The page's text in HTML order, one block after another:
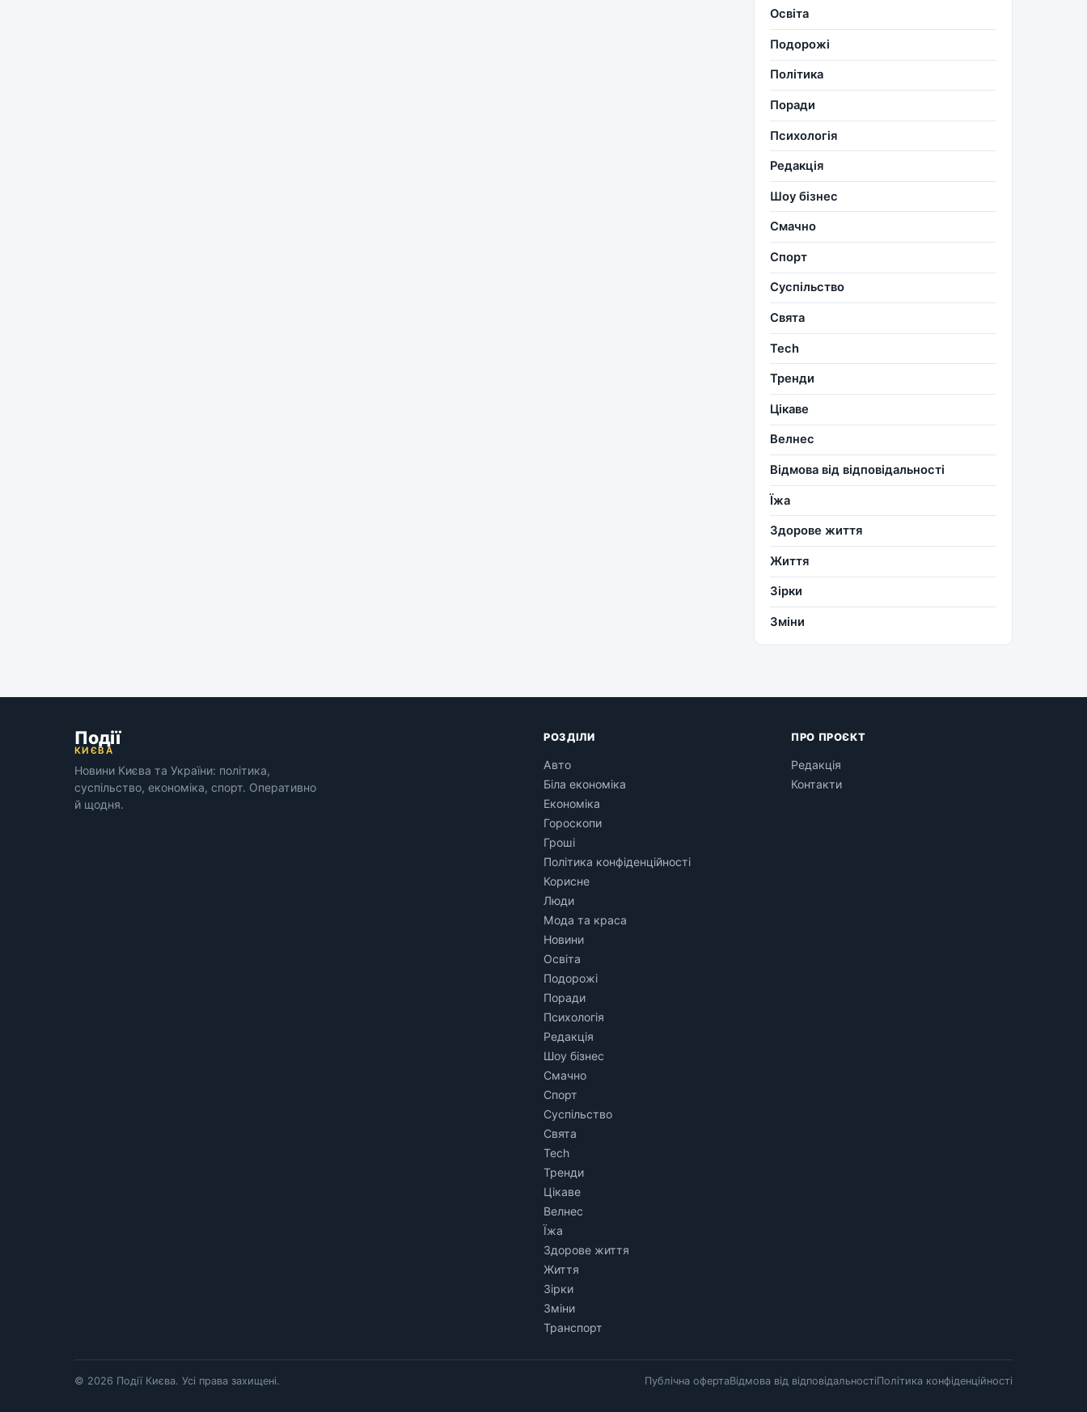
Освіта
Подорожі
Політика
Поради
Психологія
Редакція
Шоу бізнес
Смачно
Спорт
Суспільство
Свята
Tech
Тренди
Цікаве
Велнес
Відмова від відповідальності
Їжа
Здорове життя
Життя
Зірки
Зміни
Події
КИЄВА
Новини Києва та України: політика,
суспільство, економіка, спорт. Оперативно
й щодня.
РОЗДІЛИ
Авто
Біла економіка
Економіка
Гороскопи
Гроші
Політика конфіденційності
Корисне
Люди
Мода та краса
Новини
Освіта
Подорожі
Поради
Психологія
Редакція
Шоу бізнес
Смачно
Спорт
Суспільство
Свята
Tech
Тренди
Цікаве
Велнес
Їжа
Здорове життя
Життя
Зірки
Зміни
Транспорт
ПРО ПРОЄКТ
Редакція
Контакти
© 2026 Події Києва. Усі права захищені. Публічна офертаВідмова від відповідальностіПолітика конфіденційності